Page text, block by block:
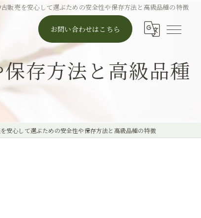
販売を安心して選ぶための安全性や保存方法と高級品種の特徴
お問い合わせはこちら
存方法と高級品種
安心して選ぶための安全性や保存方法と高級品種の特徴